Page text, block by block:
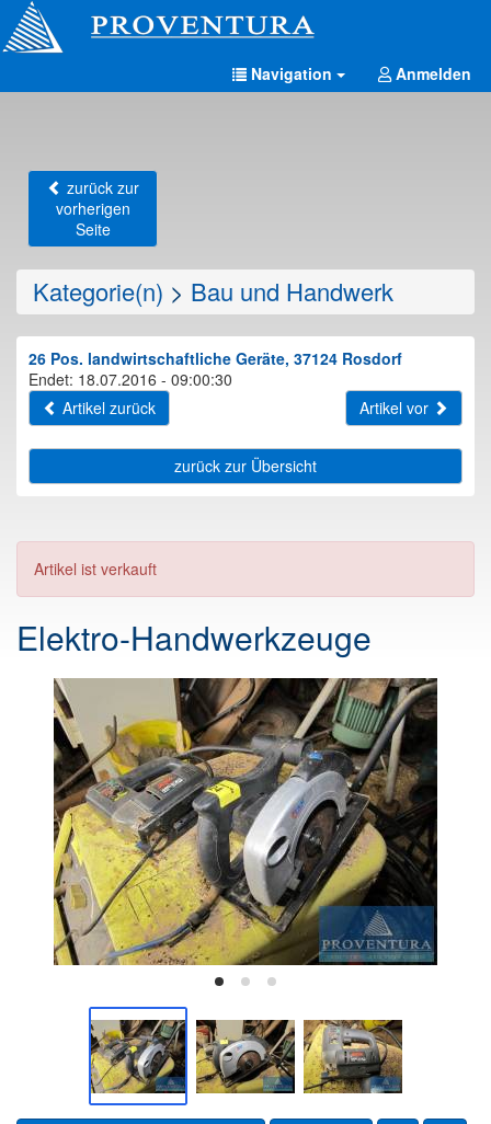
Navigation Anmelden
zurück zur
vorherigen
Seite
Kategorie(n) > Bau und Handwerk
26 Pos. landwirtschaftliche Geräte, 37124 Rosdorf
Endet: 18.07.2016 - 09:00:30
Artikel zurück
Artikel vor
zurück zur Übersicht
Artikel ist verkauft
Elektro-Handwerkzeuge